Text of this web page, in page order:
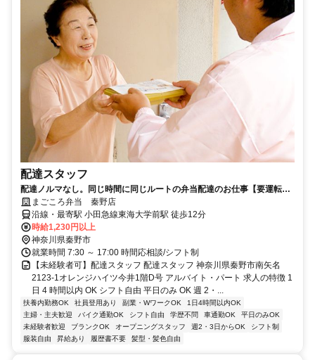
配達スタッフ
配達ノルマなし。同じ時間に同じルートの弁当配達のお仕事【要運転免
許】まごころ弁当 秦野店
沿線・最寄駅 小田急線東海大学前駅 徒歩12分
時給1,230円以上
神奈川県秦野市
就業時間 7:30 ～ 17:00 時間応相談/シフト制
【未経験者可】配達スタッフ 配達スタッフ 神奈川県秦野市南矢名
2123-1オレンジハイツ今井1階D号 アルバイト・パート 求人の特徴 1
日 4 時間以内 OK シフト自由 平日のみ OK 週 2・...
扶養内勤務OK 社員登用あり 副業・WワークOK
1日4時間以内OK
主婦・主夫歓迎
バイク通勤OK シフト自由 学歴不問 車通勤OK
平日のみOK
未経験者歓迎
ブランクOK オープニングスタッフ 週2・3日からOK
シフト制
服装自由
昇給あり 履歴書不要 髪型・髪色自由